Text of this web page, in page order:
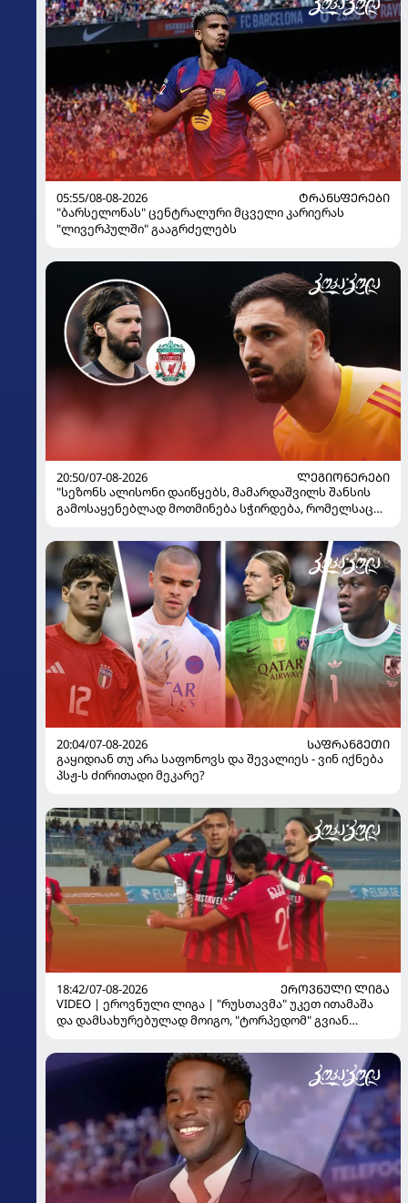
05:55/08-08-2026
ᲢᲠᲐᲜᲡᲤᲔᲠᲔᲑᲘ
"ბარსელონას" ცენტრალური მცველი კარიერას
"ლივერპულში" გააგრძელებს
20:50/07-08-2026
ᲚᲔᲒᲘᲝᲜᲔᲠᲔᲑᲘ
"სეზონს ალისონი დაიწყებს, მამარდაშვილს შანსის
გამოსაყენებლად მოთმინება სჭირდება, რომელსაც
ყოფილმა მეკარემ
20:04/07-08-2026
ᲡᲐᲤᲠᲐᲜᲒᲔᲗᲘ
გაყიდიან თუ არა საფონოვს და შევალიეს - ვინ იქნება
პსჟ-ს ძირითადი მეკარე?
18:42/07-08-2026
ᲔᲠᲝᲕᲜᲣᲚᲘ ᲚᲘᲒᲐ
VIDEO | ეროვნული ლიგა | "რუსთავმა" უკეთ ითამაშა
და დამსახურებულად მოიგო, "ტორპედომ" გვიან